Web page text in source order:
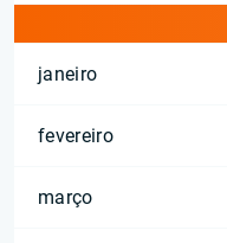
janeiro
fevereiro
março